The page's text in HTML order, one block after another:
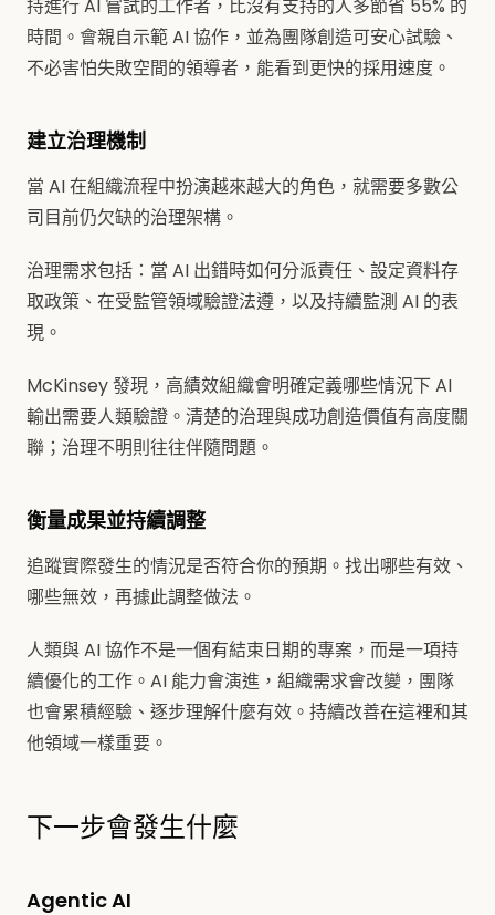
持進行 AI 嘗試的工作者，比沒有支持的人多節省 55% 的
時間。會親自示範 AI 協作，並為團隊創造可安心試驗、
不必害怕失敗空間的領導者，能看到更快的採用速度。
建立治理機制
當 AI 在組織流程中扮演越來越大的角色，就需要多數公
司目前仍欠缺的治理架構。
治理需求包括：當 AI 出錯時如何分派責任、設定資料存
取政策、在受監管領域驗證法遵，以及持續監測 AI 的表
現。
McKinsey 發現，高績效組織會明確定義哪些情況下 AI
輸出需要人類驗證。清楚的治理與成功創造價值有高度關
聯；治理不明則往往伴隨問題。
衡量成果並持續調整
追蹤實際發生的情況是否符合你的預期。找出哪些有效、
哪些無效，再據此調整做法。
人類與 AI 協作不是一個有結束日期的專案，而是一項持
續優化的工作。AI 能力會演進，組織需求會改變，團隊
也會累積經驗、逐步理解什麼有效。持續改善在這裡和其
他領域一樣重要。
下一步會發生什麼
Agentic AI